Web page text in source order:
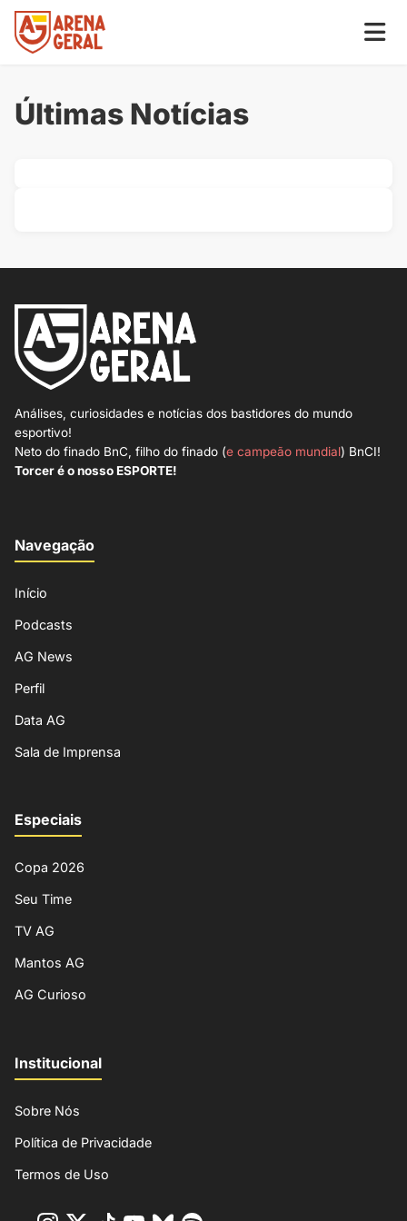
Últimas Notícias
Análises, curiosidades e notícias dos bastidores do mundo
esportivo!
Neto do finado BnC, filho do finado (e campeão mundial) BnCI!
Torcer é o nosso ESPORTE!
Navegação
Início
Podcasts
AG News
Perfil
Data AG
Sala de Imprensa
Especiais
Copa 2026
Seu Time
TV AG
Mantos AG
AG Curioso
Institucional
Sobre Nós
Política de Privacidade
Termos de Uso